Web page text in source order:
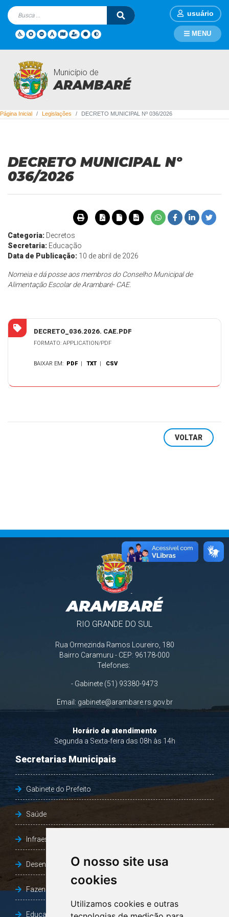
O nosso site usa
cookies
Utilizamos cookies e outras
usuário
Município de
ARAMBARÉ
MENU
Legislações
Página Inicial Legislações DECRETO MUNICIPAL Nº 036/2026
DECRETO MUNICIPAL Nº
036/2026
Categoria: Decretos
Secretaria: Educação
Data de Publicação: 10 de abril de 2026
Nomeia e dá posse aos membros do Conselho Municipal de
Alimentação Escolar de Arambaré- CAE.
DECRETO_036.2026. CAE.PDF
FORMATO: APPLICATION/PDF
BAIXAR EM: PDF |TXT | CSV
VOLTAR
ARAMBARÉ
RIO GRANDE DO SUL
Rua Ormezinda Ramos Loureiro, 180
Bairro Caramuru - CEP: 96178-000
Telefones:
- Gabinete (51) 93380-9473
Email: gabinete@arambare.rs.gov.br
Horário de atendimento
Segunda a Sexta-feira das 08h às 14h
Secretarias Municipais
Gabinete do Prefeito
Saúde
Infraestrutura, Agricultura e Meio Ambiente
Desenvolvimento Social
Fazenda e Desenvolvimento Econômico
Educação